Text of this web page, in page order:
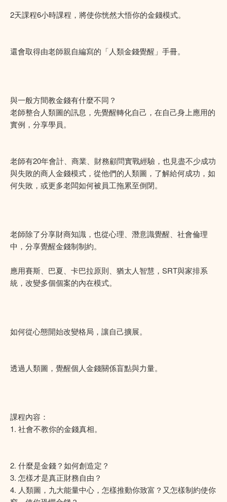
2天課程6小時課程，將使你恍然大悟你的金錢模式。
還會取得由老師親自編寫的「人類金錢覺醒」手冊。
與一般方間教金錢有什麼不同？
老師整合人類圖的訊息，先覺醒轉化自己，在自己身上應用的
實例，分享學員。
老師有20年會計、商業、財務顧問實戰經驗，也見盡不少成功
與失敗的商人金錢模式，從他們的人類圖，了解給何成功，如
何失敗，或更多老闆如何被員工拖累至倒閉。
老師除了分享財商知識，也從心理、潛意識覺醒、社會倫理
中，分享覺醒金錢制制約。
應用賽斯、巴夏、卡巴拉原則、猶太人智慧，SRT與家排系
統，改變多個個案的內在模式。
如何從心態開始改變格局，讓自己擴展。
透過人類圖，覺醒個人金錢關係盲點與力量。
課程內容：
1. 社會不教你的金錢真相。
2. 什麼是金錢？如何創造定？
3. 怎樣才是真正財務自由？
4. 人類圖，九大能量中心，怎樣推動你致富？又怎樣制約使你